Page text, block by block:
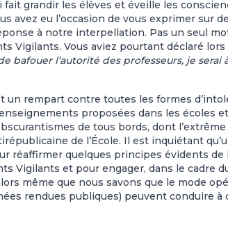
grandir les élèves et éveille les
avez eu l’occasion de vous exprimer sur de
à notre interpellation. Pas un seul
Vigilants. Vous aviez pourtant déclaré lors
bafouer l’autorité des professeurs, je serai
un rempart contre toutes les formes
proposées dans les écoles et
de tous bords, dont
de l’École. Il est inquiétant
réaffirmer quelques principes évidents de
Vigilants et pour engager, dans le cadre
même que nous savons que le mode
rendues publiques) peuvent conduire à